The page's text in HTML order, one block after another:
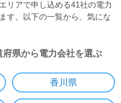
リアで申し込める41社の電力
す。以下の一覧から、気にな
府県から電力会社を選ぶ
香川県